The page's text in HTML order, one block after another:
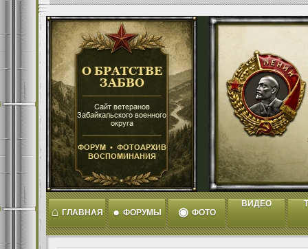
⌂ ГЛАВНАЯ ● ФОРУМЫ ◉ ФОТО
ВИДЕО